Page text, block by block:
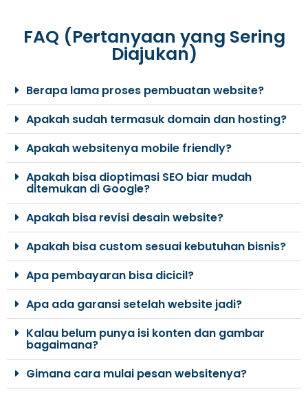
FAQ (Pertanyaan yang Sering
Diajukan)
Berapa lama proses pembuatan website?
Apakah sudah termasuk domain dan hosting?
Apakah websitenya mobile friendly?
Apakah bisa dioptimasi SEO biar mudah
ditemukan di Google?
Apakah bisa revisi desain website?
Apakah bisa custom sesuai kebutuhan bisnis?
Apa pembayaran bisa dicicil?
Apa ada garansi setelah website jadi?
Kalau belum punya isi konten dan gambar
bagaimana?
Gimana cara mulai pesan websitenya?